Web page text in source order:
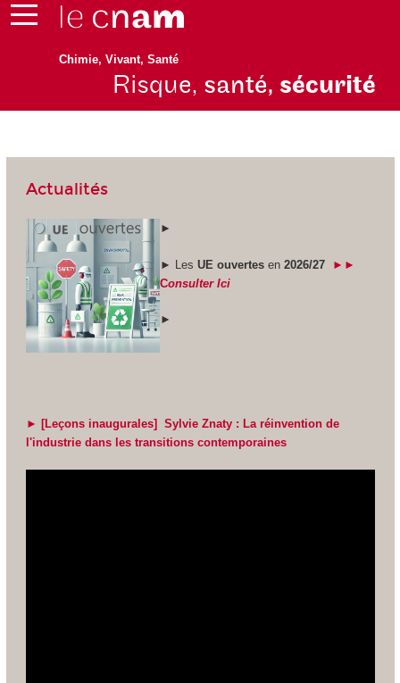
Chimie, Vivant, Santé
Risque, santé, sécurité
Actualités
►
► Les UE ouvertesen 2026/27
►►
Consulter Ici
►
► [Leçons inaugurales] Sylvie Znaty : La réinvention de
l'industrie dans les transitions contemporaines